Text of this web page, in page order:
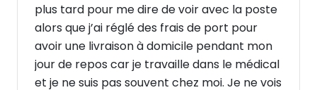
plus tard pour me dire de voir avec la poste
alors que j’ai réglé des frais de port pour
avoir une livraison à domicile pendant mon
jour de repos car je travaille dans le médical
et je ne suis pas souvent chez moi. Je ne vois